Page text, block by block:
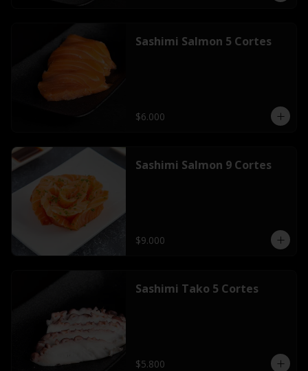
Sashimi Salmon 5 Cortes
$6.000
Sashimi Salmon 9 Cortes
$9.000
Sashimi Tako 5 Cortes
$5.800